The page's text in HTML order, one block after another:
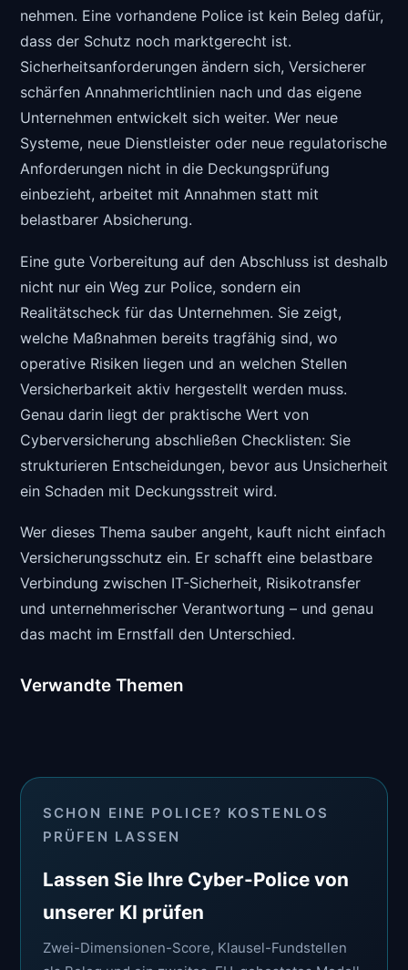
nehmen. Eine vorhandene Police ist kein Beleg dafür,
dass der Schutz noch marktgerecht ist.
Sicherheitsanforderungen ändern sich, Versicherer
schärfen Annahmerichtlinien nach und das eigene
Unternehmen entwickelt sich weiter. Wer neue
Systeme, neue Dienstleister oder neue regulatorische
Anforderungen nicht in die Deckungsprüfung
einbezieht, arbeitet mit Annahmen statt mit
belastbarer Absicherung.
Eine gute Vorbereitung auf den Abschluss ist deshalb
nicht nur ein Weg zur Police, sondern ein
Realitätscheck für das Unternehmen. Sie zeigt,
welche Maßnahmen bereits tragfähig sind, wo
operative Risiken liegen und an welchen Stellen
Versicherbarkeit aktiv hergestellt werden muss.
Genau darin liegt der praktische Wert von
Cyberversicherung abschließen Checklisten: Sie
strukturieren Entscheidungen, bevor aus Unsicherheit
ein Schaden mit Deckungsstreit wird.
Wer dieses Thema sauber angeht, kauft nicht einfach
Versicherungsschutz ein. Er schafft eine belastbare
Verbindung zwischen IT-Sicherheit, Risikotransfer
und unternehmerischer Verantwortung – und genau
das macht im Ernstfall den Unterschied.
Verwandte Themen
SCHON EINE POLICE? KOSTENLOS
PRÜFEN LASSEN
Lassen Sie Ihre Cyber-Police von
unserer KI prüfen
Zwei-Dimensionen-Score, Klausel-Fundstellen